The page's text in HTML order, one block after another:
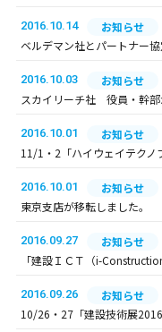
2016.10.14
お知らせ
ベルデマン社とパートナー協
2016.10.03
お知らせ
スカイリーチ社 役員・幹部
2016.10.01
お知らせ
11/1・2「ハイウェイテク
2016.10.01
お知らせ
東京支店が移転しました。
2016.09.27
お知らせ
「建設ＩＣＴ（i-
2016.09.26
お知らせ
10/26・27「建設技術展